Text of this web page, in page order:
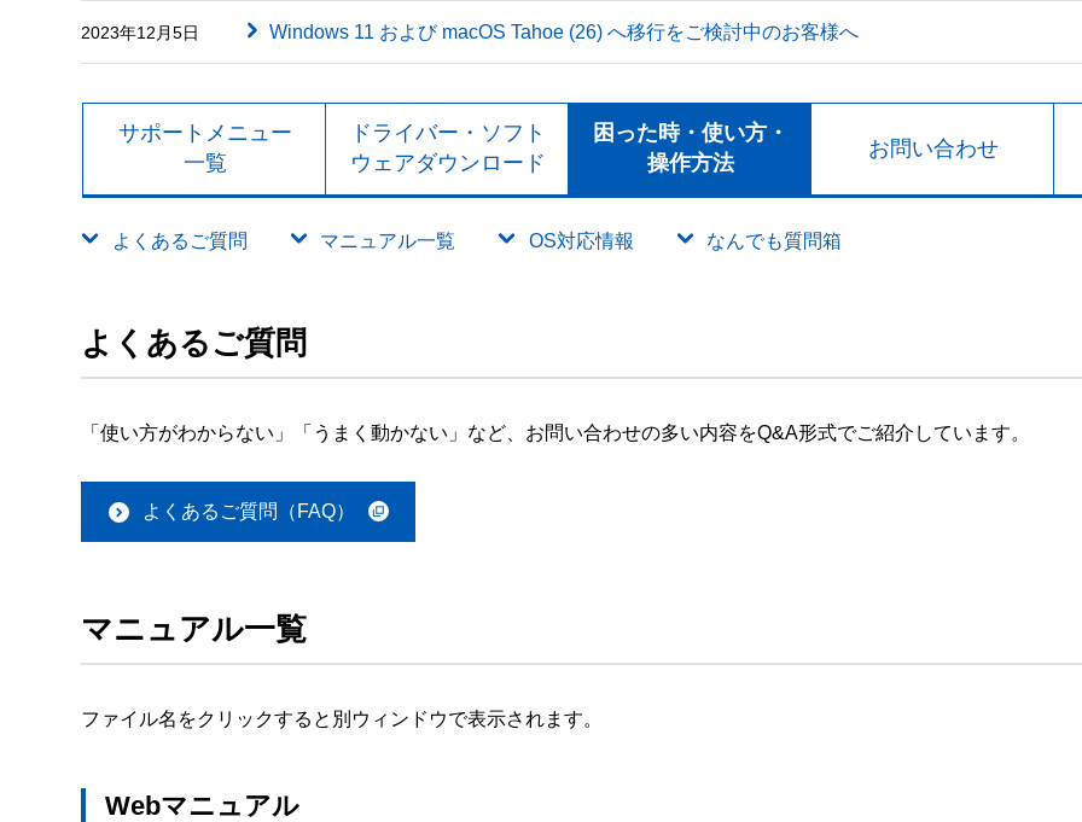
2023年12月5日 Windows 11 および macOS Tahoe (26) へ移行をご検討中のお客様へ
サポートメニュー
一覧
ドライバー・ソフト
ウェアダウンロード
困った時・使い方・
操作方法
お問い合わせ
よくあるご質問 マニュアル一覧 OS対応情報 なんでも質問箱
よくあるご質問
「使い方がわからない」「うまく動かない」など、お問い合わせの多い内容をQ&A形式でご紹介しています。
よくあるご質問（FAQ）
マニュアル一覧
ファイル名をクリックすると別ウィンドウで表示されます。
Webマニュアル